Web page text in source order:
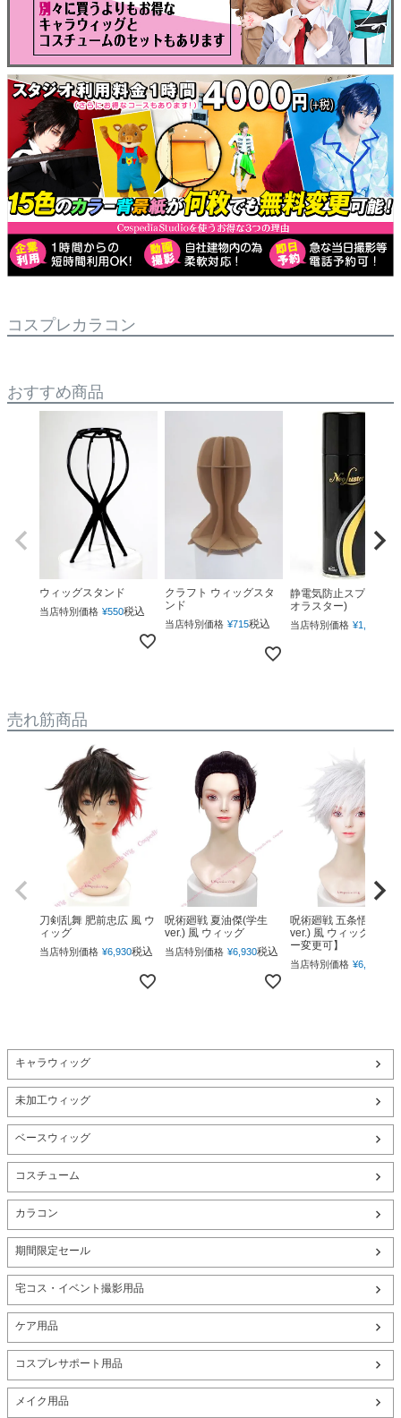
コスプレカラコン
おすすめ商品
ウィッグスタンド
当店特別価格 ¥550税込
クラフト ウィッグスタ
ンド
当店特別価格 ¥715税込
静電気防止スプレー(ネ
オラスター)
当店特別価格 ¥1,760
売れ筋商品
刀剣乱舞 肥前忠広 風 ウ
ィッグ
当店特別価格 ¥6,930税込
呪術廻戦 夏油傑(学生
ver.) 風 ウィッグ
当店特別価格 ¥6,930税込
呪術廻戦 五条悟(下ろ
ver.) 風 ウィッグ 【カ
ー変更可】
当店特別価格 ¥6,930
キャラウィッグ
未加工ウィッグ
ベースウィッグ
コスチューム
カラコン
期間限定セール
宅コス・イベント撮影用品
ケア用品
コスプレサポート用品
メイク用品